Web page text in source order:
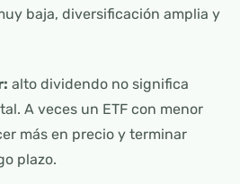
baja, diversificación amplia y
alto dividendo no significa
A veces un ETF con menor
más en precio y terminar
plazo.